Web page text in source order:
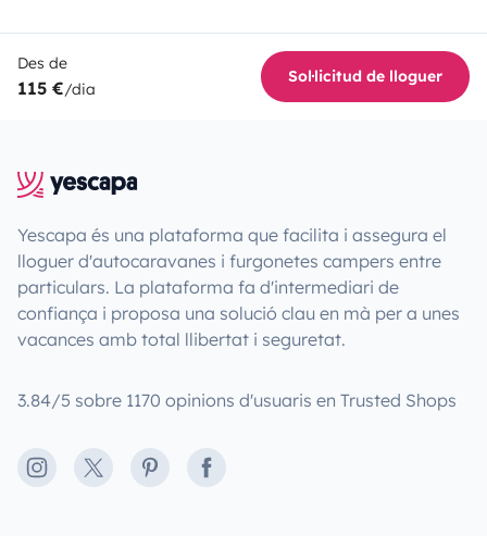
Des de
115 €/dia
Sol·licitud de lloguer
Yescapa és una plataforma que facilita i assegura el
lloguer d'autocaravanes i furgonetes campers entre
particulars. La plataforma fa d'intermediari de
confiança i proposa una solució clau en mà per a unes
vacances amb total llibertat i seguretat.
3.84/5 sobre 1170 opinions d'usuaris en Trusted Shops
Instagram
X PinterestFacebook